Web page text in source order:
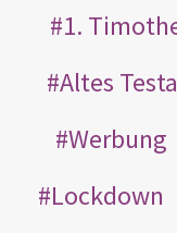
1.
Altes
Werbung
Lockdown